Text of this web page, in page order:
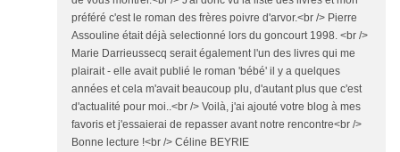
préféré c'est le roman des frères poivre d'arvor.<br /> Pierre
Assouline était déjà selectionné lors du goncourt 1998. <br />
Marie Darrieussecq serait également l'un des livres qui me
plairait - elle avait publié le roman 'bébé' il y a quelques
années et cela m'avait beaucoup plu, d'autant plus que c'est
d'actualité pour moi..<br /> Voilà, j'ai ajouté votre blog à mes
favoris et j'essaierai de repasser avant notre rencontre<br />
Bonne lecture !<br /> Céline BEYRIE